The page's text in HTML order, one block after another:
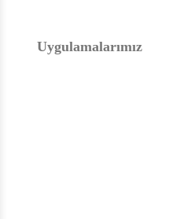
Uygulamalarımız